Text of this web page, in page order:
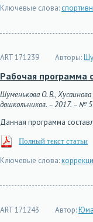
Ключевые слова:
ART 171239 Авторы:
Рабочая программа
Шуменькова О. В.,
дошкольников. – 2017. – №
Данная программа
Полный текст статьи
Ключевые слова:
ART 171243 Автор: